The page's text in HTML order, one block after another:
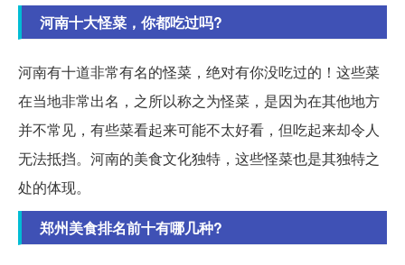
河南十大怪菜，你都吃过吗?
河南有十道非常有名的怪菜，绝对有你没吃过的！这些菜
在当地非常出名，之所以称之为怪菜，是因为在其他地方
并不常见，有些菜看起来可能不太好看，但吃起来却令人
无法抵挡。河南的美食文化独特，这些怪菜也是其独特之
处的体现。
郑州美食排名前十有哪几种?